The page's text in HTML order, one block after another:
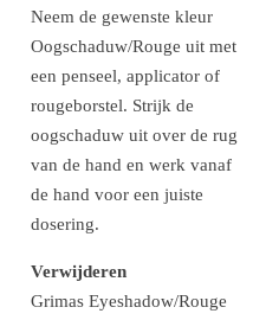
Neem de gewenste kleur
Oogschaduw/Rouge uit met
een penseel, applicator of
rougeborstel. Strijk de
oogschaduw uit over de rug
van de hand en werk vanaf
de hand voor een juiste
dosering.
Verwijderen
Grimas Eyeshadow/Rouge